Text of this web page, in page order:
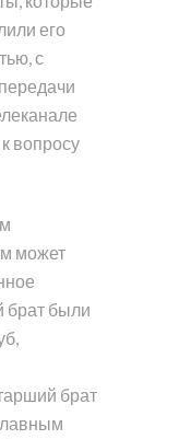
его
с
вопросу
может
брат были
брат